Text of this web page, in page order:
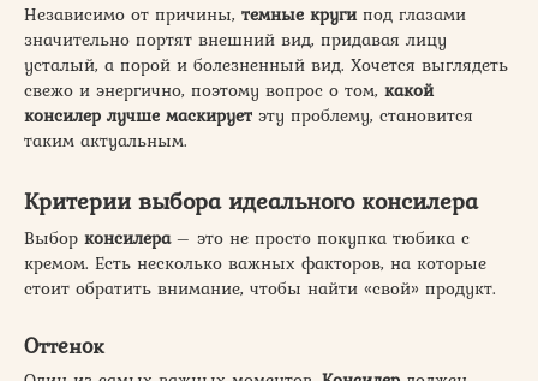
Независимо от причины, темные кругипод глазами
значительно портят внешний вид, придавая лицу
усталый, а порой и болезненный вид. Хочется выглядеть
свежо и энергично, поэтому вопрос о том, какой
консилер лучше маскирует эту проблему, становится
таким актуальным.
Критерии выбора идеального консилера
Выбор консилера– это не просто покупка тюбика с
кремом. Есть несколько важных факторов, на которые
стоит обратить внимание, чтобы найти «свой» продукт.
Оттенок